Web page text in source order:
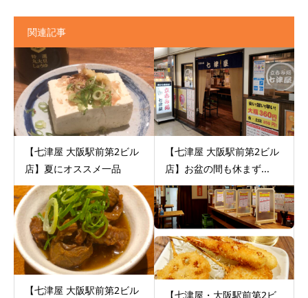
関連記事
【七津屋 大阪駅前第2ビル
店】夏にオススメ一品
【七津屋 大阪駅前第2ビル
店】お盆の間も休まず...
【七津屋 大阪駅前第2ビル
【七津屋・大阪駅前第2ビ